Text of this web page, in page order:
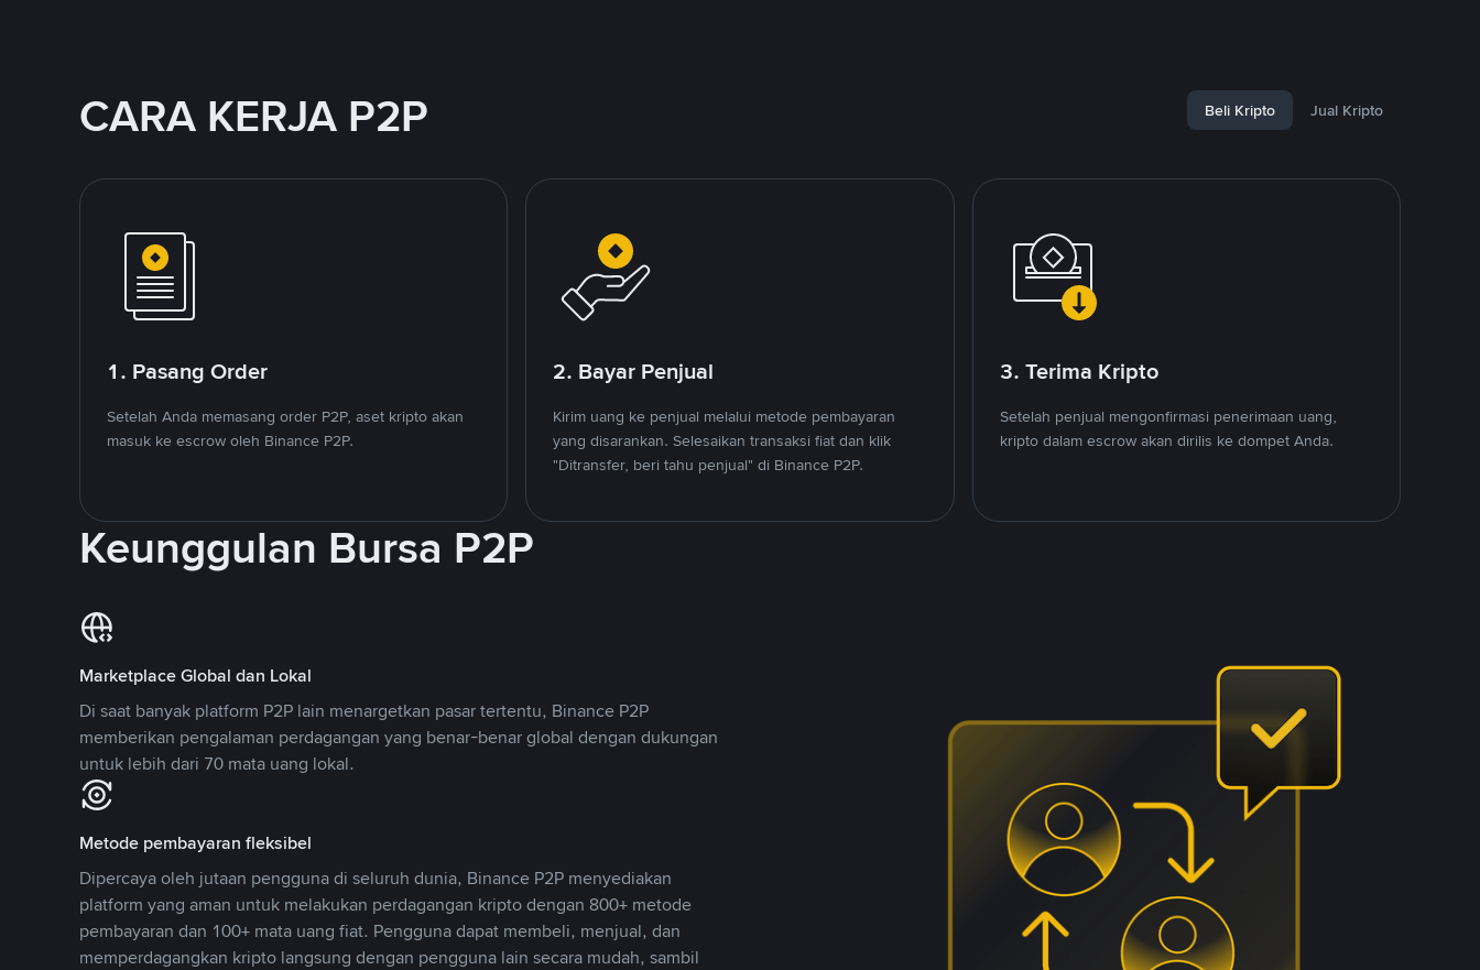
CARA KERJA P2P Beli Kripto Jual Kripto
1. Pasang Order
Setelah Anda memasang order P2P, aset kripto akan
masuk ke escrow oleh Binance P2P.
2. Bayar Penjual
Kirim uang ke penjual melalui metode pembayaran
yang disarankan. Selesaikan transaksi fiat dan klik
"Ditransfer, beri tahu penjual" di Binance P2P.
3. Terima Kripto
Setelah penjual mengonfirmasi penerimaan uang,
kripto dalam escrow akan dirilis ke dompet Anda.
Keunggulan Bursa P2P
Marketplace Global dan Lokal
Di saat banyak platform P2P lain menargetkan pasar tertentu, Binance P2P
memberikan pengalaman perdagangan yang benar-benar global dengan dukungan
untuk lebih dari 70 mata uang lokal.
Metode pembayaran fleksibel
Dipercaya oleh jutaan pengguna di seluruh dunia, Binance P2P menyediakan
platform yang aman untuk melakukan perdagangan kripto dengan 800+ metode
pembayaran dan 100+ mata uang fiat. Pengguna dapat membeli, menjual, dan
memperdagangkan kripto langsung dengan pengguna lain secara mudah, sambil